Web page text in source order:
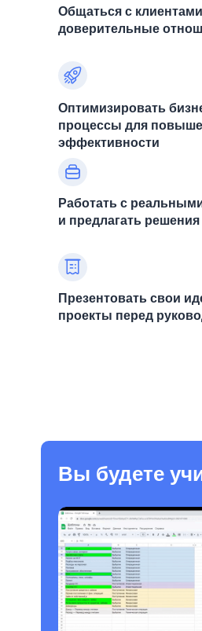
Работать с
и предлагать
Общаться с
доверительные
Оптимизировать
процессы для
эффективности
Презентовать свои
проекты перед
Вы будете